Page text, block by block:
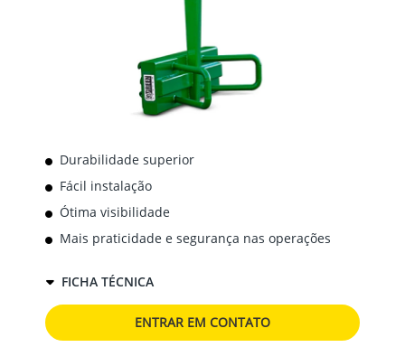
Durabilidade superior
Fácil instalação
Ótima visibilidade
Mais praticidade e segurança nas operações
FICHA TÉCNICA
ENTRAR EM CONTATO